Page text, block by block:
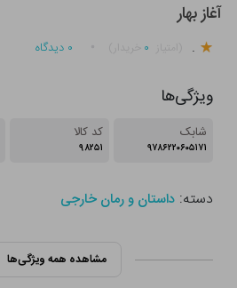
آغاز بهار
. ۰ ۰ دیدگاه
ویژگی‌ها
شابک
۹۷۸۶۲۲۰۶۰۵۱۷۱
کد کالا
۹۸۲۵۱
دسته:داستان و رمان خارجی
مشاهده همه ویژگی‌ها